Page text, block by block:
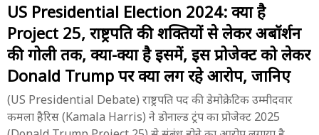
US Presidential Election 2024: क्या है
Project 25, राष्ट्रपति की शक्तियों से लेकर अबॉर्शन
की गोली तक, क्या-क्या है इसमें, इस प्रोजेक्ट को लेकर
Donald Trump पर क्या लग रहे आरोप, जानिए
(US Presidential Debate) राष्ट्रपति पद की डेमोक्रेटिक उम्मीदवार
कमला हैरिस (Kamala Harris) ने डोनाल्ड ट्रंप का प्रोजेक्ट 2025